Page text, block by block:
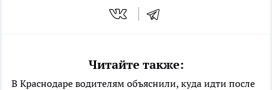
Читайте также:
В Краснодаре водителям объяснили, куда идти после